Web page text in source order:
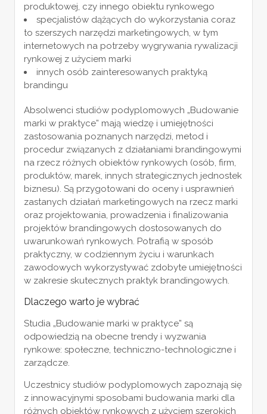
produktowej, czy innego obiektu rynkowego
specjalistów dążących do wykorzystania coraz
to szerszych narzędzi marketingowych, w tym
internetowych na potrzeby wygrywania rywalizacji
rynkowej z użyciem marki
innych osób zainteresowanych praktyką
brandingu
Absolwenci studiów podyplomowych „Budowanie
marki w praktyce” mają wiedzę i umiejętności
zastosowania poznanych narzędzi, metod i
procedur związanych z działaniami brandingowymi
na rzecz różnych obiektów rynkowych (osób, firm,
produktów, marek, innych strategicznych jednostek
biznesu). Są przygotowani do oceny i usprawnień
zastanych działań marketingowych na rzecz marki
oraz projektowania, prowadzenia i finalizowania
projektów brandingowych dostosowanych do
uwarunkowań rynkowych. Potrafią w sposób
praktyczny, w codziennym życiu i warunkach
zawodowych wykorzystywać zdobyte umiejętności
w zakresie skutecznych praktyk brandingowych.
Dlaczego warto je wybrać
Studia „Budowanie marki w praktyce” są
odpowiedzią na obecne trendy i wyzwania
rynkowe: społeczne, techniczno-technologiczne i
zarządcze.
Uczestnicy studiów podyplomowych zapoznają się
z innowacyjnymi sposobami budowania marki dla
różnych obiektów rynkowych z użyciem szerokich